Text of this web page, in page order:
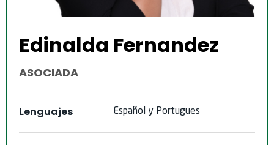
Edinalda Fernandez
ASOCIADA
Lenguajes Español y Portugues